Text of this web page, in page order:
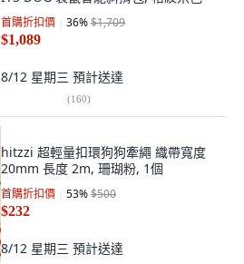
首購折扣價 36%$1,709
$1,089
8/12 星期三 預計送達
(160)
hitzzi 超輕量扣環狗狗牽繩 織帶寬度
20mm 長度 2m, 珊瑚粉, 1個
首購折扣價 53%$500
$232
8/12 星期三 預計送達